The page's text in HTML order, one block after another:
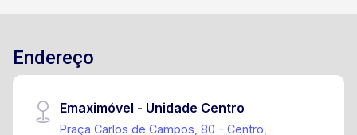
Endereço
Emaximóvel - Unidade Centro
Praça Carlos de Campos, 80 - Centro,